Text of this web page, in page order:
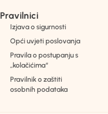
Pravilnici
Izjava o sigurnosti
Opći uvjeti poslovanja
Pravila o postupanju s
„kolačićima“
Pravilnik o zaštiti
osobnih podataka